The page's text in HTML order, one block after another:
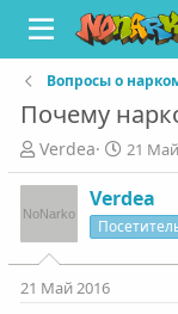
Вопросы о
Почему
А
в
т
о
р
т
е
Verdea
Д
а
т
а
н
а
21
Verdea
21 Май 2016